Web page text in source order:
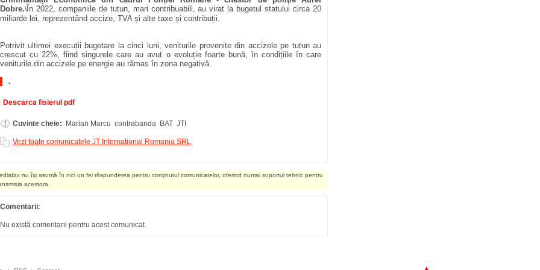
Dobre.\În 2022, companiile de tutun, mari contribuabili, au virat la bugetul statului circa 20
miliarde lei, reprezentând accize, TVA și alte taxe și contribuții.
Potrivit ultimei execuții bugetare la cinci luni, veniturile provenite din accizele pe tutun au
crescut cu 22%, fiind singurele care au avut o evoluție foarte bună, în condițiile în care
veniturile din accizele pe energie au rămas în zona negativă.
.
Descarca fisierul pdf
Cuvinte cheie: Marian Marcu contrabanda BAT JTI
Vezi toate comunicatele JT International Romania SRL
nu îşi asumă în nici un fel răspunderea pentru conţinutul comunicatelor, oferind numai suportul tehnic pentru
acestora.
Comentarii:
Nu există comentarii pentru acest comunicat.